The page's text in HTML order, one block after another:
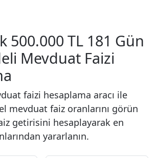
500.000 TL 181 Gün
Mevduat Faizi
faizi hesaplama aracı ile
mevduat faiz oranlarını görün
getirisini hesaplayarak en
yararlanın.